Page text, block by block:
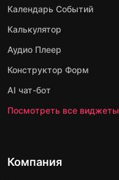
Календарь Событий
Калькулятор
Аудио Плеер
Конструктор Форм
AI чат-бот
Посмотреть все виджеты
Компания